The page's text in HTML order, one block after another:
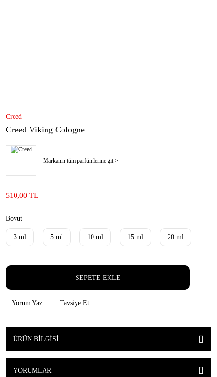
Creed
Creed Viking Cologne
Markanın tüm parfümlerine git >
510,00 TL
Boyut
3 ml 5 ml 10 ml 15 ml 20 ml
SEPETE EKLE
Yorum Yaz Tavsiye Et
ÜRÜN BILGISI
YORUMLAR